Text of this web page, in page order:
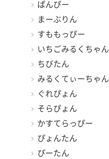
ぱんぴー
まーぶりん
すももっぴー
いちごみるくちゃん
ちびたん
みるくてぃーちゃん
ぐれぴょん
そらぴょん
かすてらっぴー
ぴょんたん
ぴーたん